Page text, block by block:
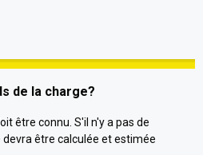
de la charge?
être connu. S'il n'y a pas de
devra être calculée et estimée